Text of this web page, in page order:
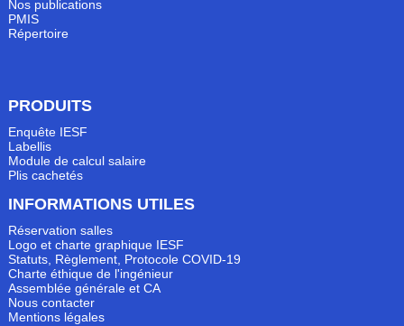
Nos publications
PMIS
Répertoire
PRODUITS
Enquête IESF
Labellis
Module de calcul salaire
Plis cachetés
INFORMATIONS UTILES
Réservation salles
Logo et charte graphique IESF
Statuts, Règlement, Protocole COVID-19
Charte éthique de l'ingénieur
Assemblée générale et CA
Nous contacter
Mentions légales